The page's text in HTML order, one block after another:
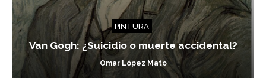
PINTURA
Van Gogh: ¿Suicidio o muerte accidental?
Omar López Mato